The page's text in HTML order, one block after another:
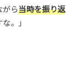
ら当時を振り返
。」